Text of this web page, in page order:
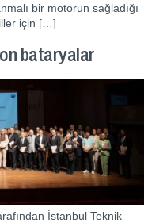
bir motorun sağladığı
için […]
bataryalar
İstanbul Teknik